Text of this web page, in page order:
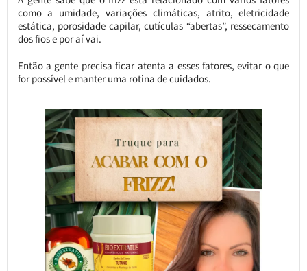
como a umidade, variações climáticas, atrito, eletricidade
estática, porosidade capilar, cutículas “abertas”, ressecamento
dos fios e por aí vai.
Então a gente precisa ficar atenta a esses fatores, evitar o que
for possível e manter uma rotina de cuidados.